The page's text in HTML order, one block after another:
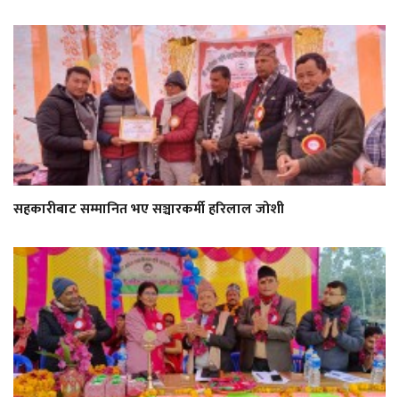
सहकारीबाट सम्मानित भए सञ्चारकर्मी हरिलाल जोशी